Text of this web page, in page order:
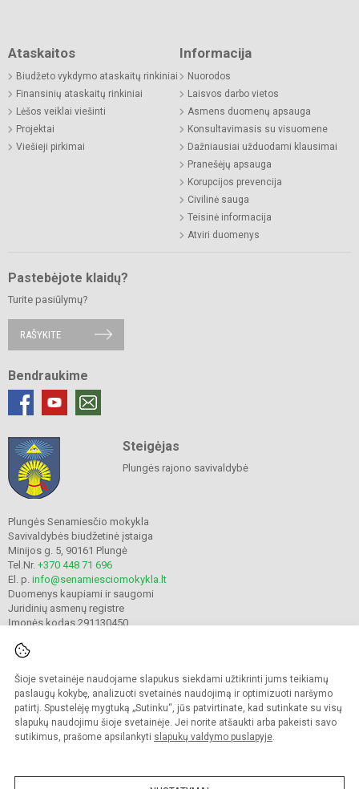
Šioje svetainėje naudojame slapukus siekdami užtikrinti jums teikiamų
paslaugų kokybę, analizuoti svetainės naudojimą ir optimizuoti naršymo
patirtį. Spustelėję mygtuką „Sutinku“, jūs patvirtinate, kad sutinkate su visų
slapukų naudojimu šioje svetainėje. Jei norite atšaukti arba pakeisti savo
sutikimus, prašome apsilankyti slapukų valdymo puslapyje.
Ataskaitos
Biudžeto vykdymo ataskaitų rinkiniai
Finansinių ataskaitų rinkiniai
Lėšos veiklai viešinti
Projektai
Viešieji pirkimai
Informacija
Nuorodos
Laisvos darbo vietos
Asmens duomenų apsauga
Konsultavimasis su visuomene
Dažniausiai užduodami klausimai
Pranešėjų apsauga
Korupcijos prevencija
Civilinė sauga
Teisinė informacija
Atviri duomenys
Pastebėjote klaidų?
Turite pasiūlymų?
RAŠYKITE
Bendraukime
Steigėjas
Plungės rajono savivaldybė
Plungės Senamiesčio mokykla
Savivaldybės biudžetinė įstaiga
Minijos g. 5, 90161 Plungė
Tel.Nr. +370 448 71 696
El. p. info@senamiesciomokykla.lt
Duomenys kaupiami ir saugomi
Juridinių asmenų registre
Įmonės kodas 291130450
© 2022. Plungės Senamiesčio mokykla. Visos teisės saugomos.
Kopijuoti turinį be raštiško gimnazijos sutikimo griežtai draudžiama.
Prieinamumo paraiška Slapukų valdymas
Sumanus būdas atnaujinti